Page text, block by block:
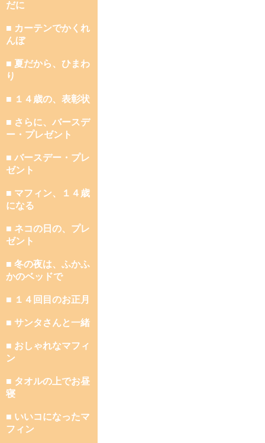
だに
■ カーテンでかくれ
んぼ
■ 夏だから、ひまわ
り
■ １４歳の、表彰状
■ さらに、バースデ
ー・プレゼント
■ バースデー・プレ
ゼント
■ マフィン、１４歳
になる
■ ネコの日の、プレ
ゼント
■ 冬の夜は、ふかふ
かのベッドで
■ １４回目のお正月
■ サンタさんと一緒
■ おしゃれなマフィ
ン
■ タオルの上でお昼
寝
■ いいコになったマ
フィン